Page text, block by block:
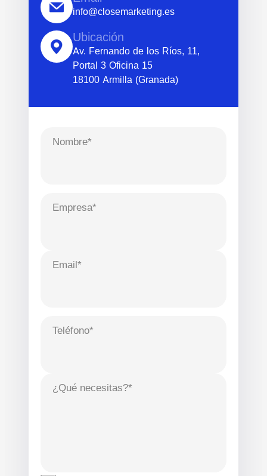
info@closemarketing.es
Ubicación
Av. Fernando de los Ríos, 11,
Portal 3 Oficina 15
18100 Armilla (Granada)
Nombre*
Empresa*
Email*
Teléfono*
¿Qué necesitas?*